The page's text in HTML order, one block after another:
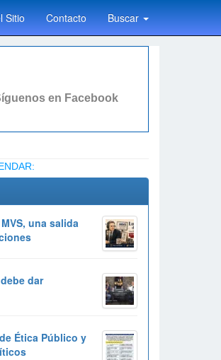
Sitio Contacto Buscar
una salida
dar
Ética Público y